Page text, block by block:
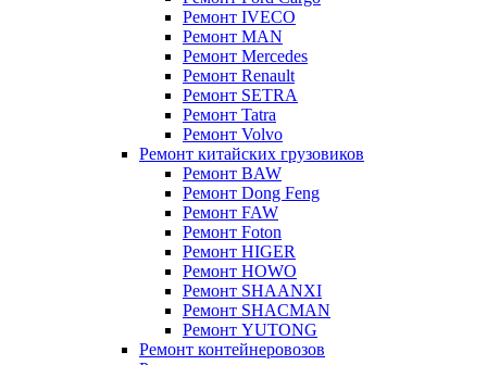
Ремонт IVECO
Ремонт MAN
Ремонт Mercedes
Ремонт Renault
Ремонт SETRA
Ремонт Tatra
Ремонт Volvo
Ремонт китайских грузовиков
Ремонт BAW
Ремонт Dong Feng
Ремонт FAW
Ремонт Foton
Ремонт HIGER
Ремонт HOWO
Ремонт SHAANXI
Ремонт SHACMAN
Ремонт YUTONG
Ремонт контейнеровозов